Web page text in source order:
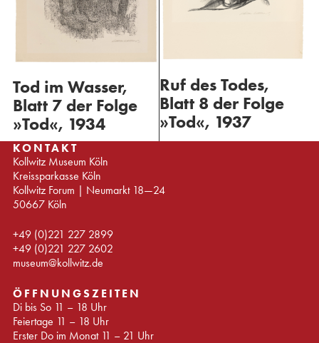
Tod im Wasser,
Blatt 7 der Folge
»Tod«, 1934
Ruf des Todes,
Blatt 8 der Folge
»Tod«, 1937
KONTAKT
Kollwitz Museum Köln
Kreissparkasse Köln
Kollwitz Forum | Neumarkt 18—24
50667 Köln
+49 (0)221 227 2899
+49 (0)221 227 2602
museum@kollwitz.de
ÖFFNUNGSZEITEN
Di bis So 11 – 18 Uhr
Feiertage 11 – 18 Uhr
Erster Do im Monat 11 – 21 Uhr